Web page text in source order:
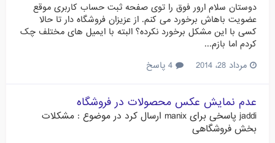
دوستان سلام ارور فوق را توی صفحه ثبت حساب کاربری موقع
عضویت باهاش برخورد می کنم. از عزیزان فروشگاه دار تا حالا
کسی با این مشکل برخورد نکرده؟ البته با ایمیل های مختلف چک
کردم اما بازم...
مرداد 28، 2014
عدم نمایش عکس محصولات در فروشگاه
jaddi پاسخی برای manix ارسال کرد در موضوع : مشکلات
بخش فروشگاهی